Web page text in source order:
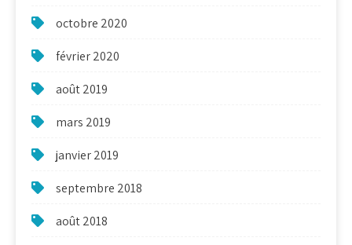
octobre 2020
février 2020
août 2019
mars 2019
janvier 2019
septembre 2018
août 2018